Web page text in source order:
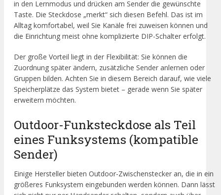
in den Lernmodus und drücken am Sender die gewünschte
Taste. Die Steckdose „merkt“ sich diesen Befehl. Das ist im
Alltag komfortabel, weil Sie Kanäle frei zuweisen können und
die Einrichtung meist ohne komplizierte DIP-Schalter erfolgt.
Der große Vorteil liegt in der Flexibilität: Sie können die
Zuordnung später ändern, zusätzliche Sender anlernen oder
Gruppen bilden. Achten Sie in diesem Bereich darauf, wie viele
Speicherplätze das System bietet – gerade wenn Sie später
erweitern möchten.
Outdoor-Funksteckdose als Teil
eines Funksystems (kompatible
Sender)
Einige Hersteller bieten Outdoor-Zwischenstecker an, die in ein
größeres Funksystem eingebunden werden können. Dann lässt